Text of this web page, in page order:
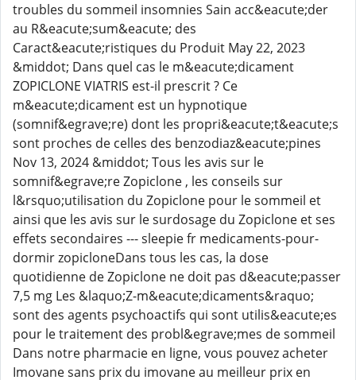
troubles du sommeil insomnies Sain acc&eacute;der
au R&eacute;sum&eacute; des
Caract&eacute;ristiques du Produit May 22, 2023
&middot; Dans quel cas le m&eacute;dicament
ZOPICLONE VIATRIS est-il prescrit ? Ce
m&eacute;dicament est un hypnotique
(somnif&egrave;re) dont les propri&eacute;t&eacute;s
sont proches de celles des benzodiaz&eacute;pines
Nov 13, 2024 &middot; Tous les avis sur le
somnif&egrave;re Zopiclone , les conseils sur
l&rsquo;utilisation du Zopiclone pour le sommeil et
ainsi que les avis sur le surdosage du Zopiclone et ses
effets secondaires --- sleepie fr medicaments-pour-
dormir zopicloneDans tous les cas, la dose
quotidienne de Zopiclone ne doit pas d&eacute;passer
7,5 mg Les &laquo;Z-m&eacute;dicaments&raquo;
sont des agents psychoactifs qui sont utilis&eacute;es
pour le traitement des probl&egrave;mes de sommeil
Dans notre pharmacie en ligne, vous pouvez acheter
Imovane sans prix du imovane au meilleur prix en